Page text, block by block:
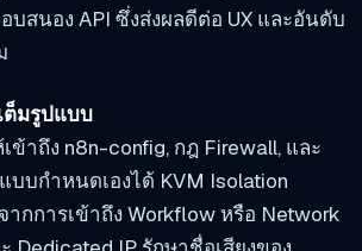
บสนอง API ซึ่งส่งผลดีต่อ UX และอันดับ
ต็มรูปแบบ
ข้าถึง n8n-config, กฎ Firewall, และ
บบกำหนดเองได้ KVM Isolation
ากการเข้าถึง Workflow หรือ Network